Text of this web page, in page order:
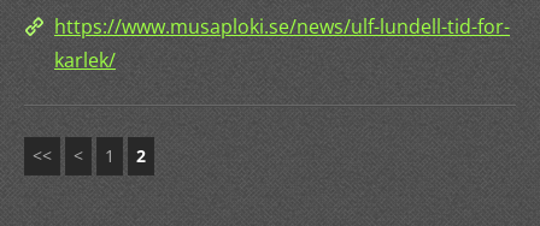
https://www.musaploki.se/news/ulf-lundell-tid-for-
karlek/
<< < 1 2